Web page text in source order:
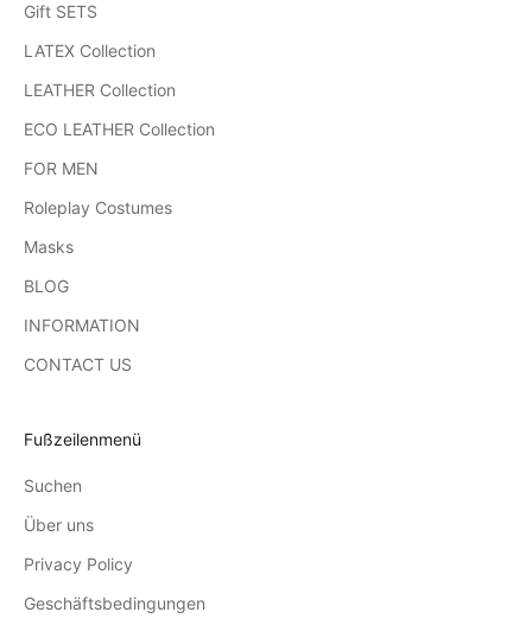
Gift SETS
LATEX Collection
LEATHER Collection
ECO LEATHER Collection
FOR MEN
Roleplay Costumes
Masks
BLOG
INFORMATION
CONTACT US
Fußzeilenmenü
Suchen
Über uns
Privacy Policy
Geschäftsbedingungen